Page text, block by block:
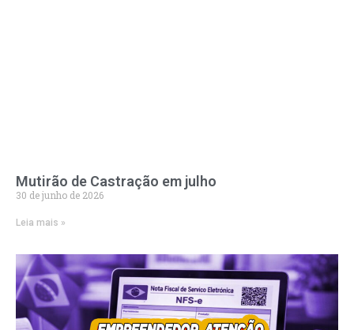
Mutirão de Castração em julho
30 de junho de 2026
Leia mais »